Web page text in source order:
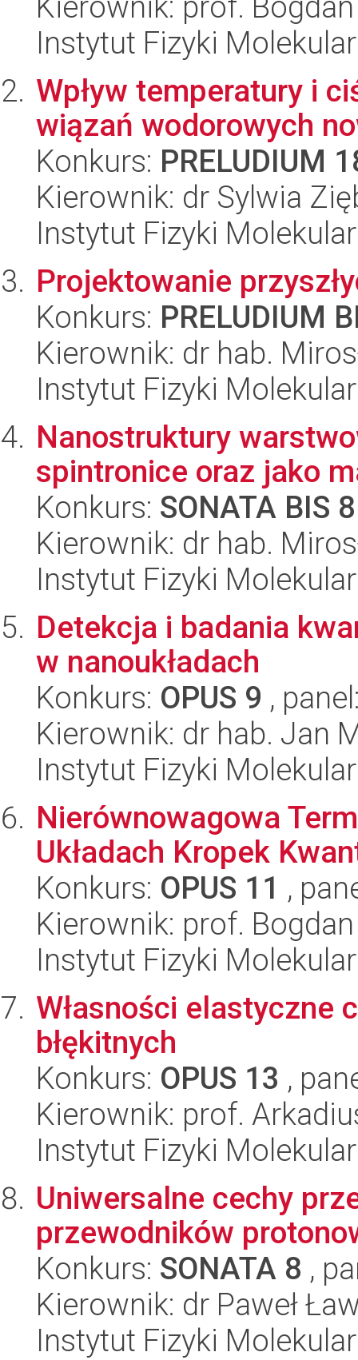
Instytut Fizyki
Wpływ temperatury i
wiązań wodorowych
Konkurs: PRELUDIUM
Kierownik: dr Sylwia
Instytut Fizyki
Projektowanie
Konkurs: PRELUDIUM
Kierownik: dr hab.
Instytut Fizyki
Nanostruktury
spintronice oraz jako
Konkurs: SONATA BIS 8
Kierownik: dr hab.
Instytut Fizyki
Detekcja i badania
w nanoukładach
Konkurs: OPUS 9 ,
Kierownik: dr hab. Jan
Instytut Fizyki
Nierównowagowa
Układach Kropek
Konkurs: OPUS 11 ,
Kierownik: prof. Bogdan
Instytut Fizyki
Własności elastyczne
błękitnych
Konkurs: OPUS 13 ,
Kierownik: prof.
Instytut Fizyki
Uniwersalne cechy
przewodników
Konkurs: SONATA 8 ,
Kierownik: dr Paweł
Instytut Fizyki